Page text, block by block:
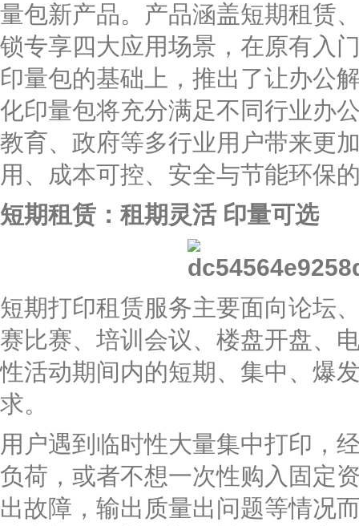
量包新产品。产品涵盖短期租赁
锁专享四大应用场景，在原有入
印量包的基础上，推出了让办公
化印量包将充分满足不同行业办
教育、政府等多行业用户带来更
用、成本可控、安全与节能环保
短期租赁：租期灵活 印量可选
短期打印租赁服务主要面向论坛
赛比赛、培训会议、楼盘开盘、
性活动期间内的短期、集中、爆
求。
用户遇到临时性大量集中打印，
负荷，或者不想一次性购入固定
出故障，输出质量出问题等情况